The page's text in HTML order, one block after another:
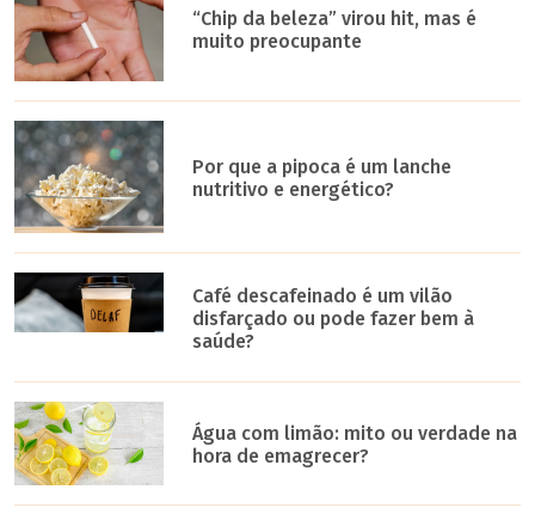
“Chip da beleza” virou hit, mas é
muito preocupante
Por que a pipoca é um lanche
nutritivo e energético?
Café descafeinado é um vilão
disfarçado ou pode fazer bem à
saúde?
Água com limão: mito ou verdade na
hora de emagrecer?